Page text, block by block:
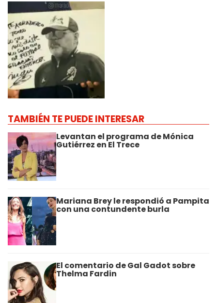
TAMBIÉN TE PUEDE INTERESAR
Levantan el programa de Mónica
Gutiérrez en El Trece
Mariana Brey le respondió a Pampita
con una contundente burla
El comentario de Gal Gadot sobre
Thelma Fardin